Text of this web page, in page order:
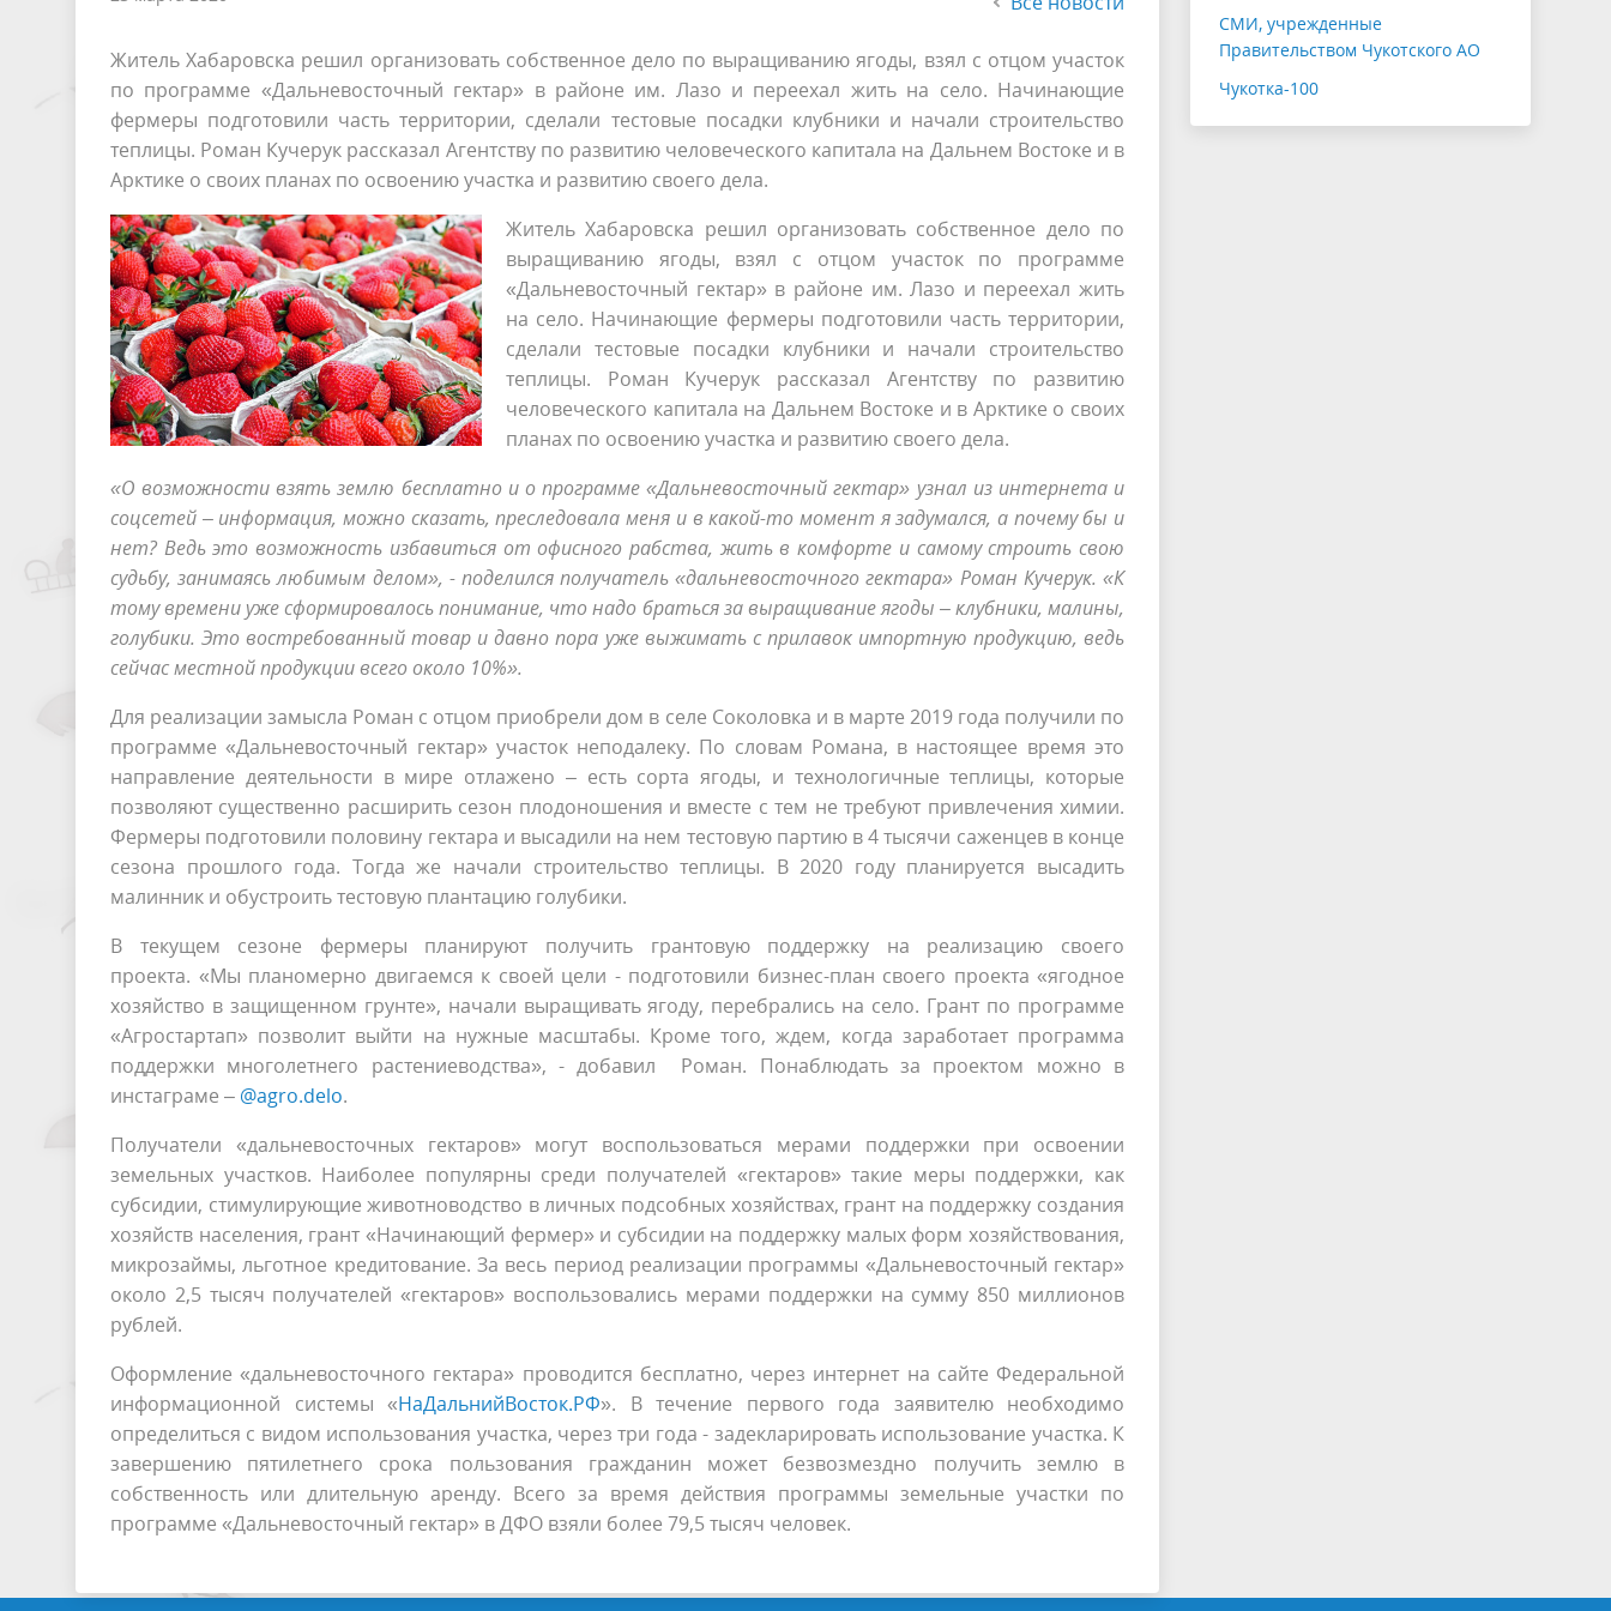
Житель Хабаровска решил организовать собственное дело по выращиванию ягоды, взял с отцом участок
по программе «Дальневосточный гектар» в районе им. Лазо и переехал жить на село. Начинающие
фермеры подготовили часть территории, сделали тестовые посадки клубники и начали строительство
теплицы. Роман Кучерук рассказал Агентству по развитию человеческого капитала на Дальнем Востоке и в
Арктике о своих планах по освоению участка и развитию своего дела.
Житель Хабаровска решил организовать собственное дело по
выращиванию ягоды, взял с отцом участок по программе
«Дальневосточный гектар» в районе им. Лазо и переехал жить
на село. Начинающие фермеры подготовили часть территории,
сделали тестовые посадки клубники и начали строительство
теплицы. Роман Кучерук рассказал Агентству по развитию
человеческого капитала на Дальнем Востоке и в Арктике о своих
планах по освоению участка и развитию своего дела.
«О возможности взять землю бесплатно и о программе «Дальневосточный гектар» узнал из интернета и
соцсетей – информация, можно сказать, преследовала меня и в какой-то момент я задумался, а почему бы и
нет? Ведь это возможность избавиться от офисного рабства, жить в комфорте и самому строить свою
судьбу, занимаясь любимым делом», - поделился получатель «дальневосточного гектара» Роман Кучерук. «К
тому времени уже сформировалось понимание, что надо браться за выращивание ягоды – клубники, малины,
голубики. Это востребованный товар и давно пора уже выжимать с прилавок импортную продукцию, ведь
сейчас местной продукции всего около 10%».
Для реализации замысла Роман с отцом приобрели дом в селе Соколовка и в марте 2019 года получили по
программе «Дальневосточный гектар» участок неподалеку. По словам Романа, в настоящее время это
направление деятельности в мире отлажено – есть сорта ягоды, и технологичные теплицы, которые
позволяют существенно расширить сезон плодоношения и вместе с тем не требуют привлечения химии.
Фермеры подготовили половину гектара и высадили на нем тестовую партию в 4 тысячи саженцев в конце
сезона прошлого года. Тогда же начали строительство теплицы. В 2020 году планируется высадить
малинник и обустроить тестовую плантацию голубики.
В текущем сезоне фермеры планируют получить грантовую поддержку на реализацию своего
проекта. «Мы планомерно двигаемся к своей цели - подготовили бизнес-план своего проекта «ягодное
хозяйство в защищенном грунте», начали выращивать ягоду, перебрались на село. Грант по программе
«Агростартап» позволит выйти на нужные масштабы. Кроме того, ждем, когда заработает программа
поддержки многолетнего растениеводства», - добавил Роман. Понаблюдать за проектом можно в
инстаграме – @agro.delo.
Получатели «дальневосточных гектаров» могут воспользоваться мерами поддержки при освоении
земельных участков. Наиболее популярны среди получателей «гектаров» такие меры поддержки, как
субсидии, стимулирующие животноводство в личных подсобных хозяйствах, грант на поддержку создания
хозяйств населения, грант «Начинающий фермер» и субсидии на поддержку малых форм хозяйствования,
микрозаймы, льготное кредитование. За весь период реализации программы «Дальневосточный гектар»
около 2,5 тысяч получателей «гектаров» воспользовались мерами поддержки на сумму 850 миллионов
рублей.
Оформление «дальневосточного гектара» проводится бесплатно, через интернет на сайте Федеральной
информационной системы «НаДальнийВосток.РФ». В течение первого года заявителю необходимо
определиться с видом использования участка, через три года - задекларировать использование участка. К
завершению пятилетнего срока пользования гражданин может безвозмездно получить землю в
собственность или длительную аренду. Всего за время действия программы земельные участки по
программе «Дальневосточный гектар» в ДФО взяли более 79,5 тысяч человек.
СМИ, учрежденные
Правительством Чукотского АО
Чукотка-100